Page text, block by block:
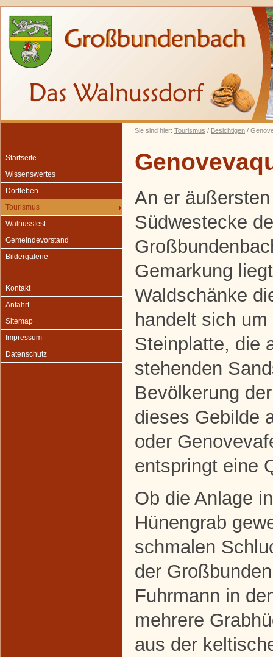
Sie sind hier: Tourismus / Besichtigen /
Startseite
Wissenswertes
Dorfleben
Tourismus
Walnussfest
Gemeindevorstand
Bildergalerie
Kontakt
Anfahrt
Sitemap
Impressum
Datenschutz
An er äußersten
Südwestecke
Gemarkung
Waldschänke
handelt sich
Steinplatte, die
stehenden
Bevölkerung
dieses Gebilde
oder
entspringt eine
Ob die Anlage
Hünengrab
schmalen
der
Fuhrmann in
mehrere
aus der